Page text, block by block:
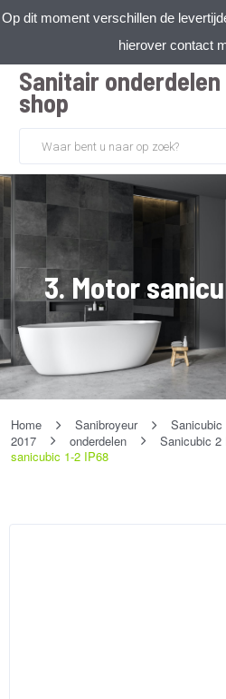
Op dit moment verschillen de
hierover contact
Sanitair onderdelen
shop
3. Motor
Home Sanibroyeur Sanicubic
2017
onderdelen Sanicubic 2
sanicubic 1-2 IP68